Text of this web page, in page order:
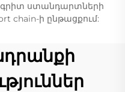
ստանդարտների
chain-ի ընթացքում: